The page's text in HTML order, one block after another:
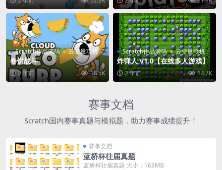
Scratch作品源码 云变量联机
卷饼战斗
2 年前 18.5K
Scratch作品源码 云变量联机
炸弹人 v1.0【在线多人游戏】
2 年前 14.7K
赛事文档
Scratch国内赛事真题与模拟题，助力赛事成绩提升！
赛事文档
蓝桥杯往届真题
蓝桥杯往届真题 大小：163MB